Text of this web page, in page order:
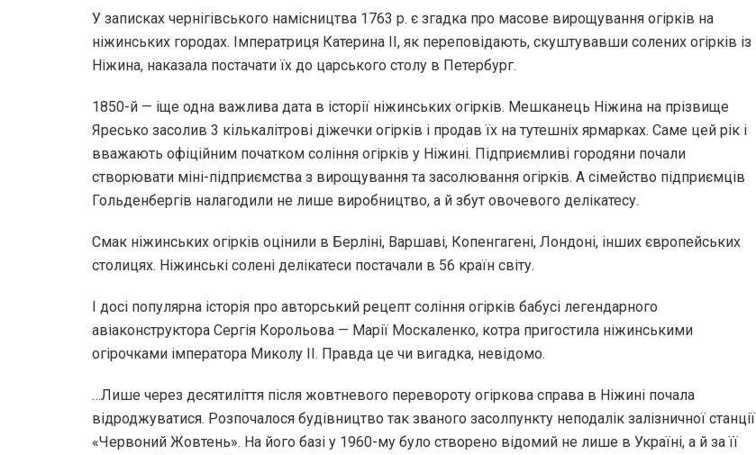
У записках чернігівського намісництва 1763 р. є згадка про масове вирощування огірків на
ніжинських городах. Імператриця Катерина II, як переповідають, скуштувавши солених огірків із
Ніжина, наказала постачати їх до царського столу в Петербург.
1850-й — іще одна важлива дата в історії ніжинських огірків. Мешканець Ніжина на прізвище
Яресько засолив 3 кількалітрові діжечки огірків і продав їх на тутешніх ярмарках. Саме цей рік і
вважають офіційним початком соління огірків у Ніжині. Підприємливі городяни почали
створювати міні-підприємства з вирощування та засолювання огірків. А сімейство підприємців
Гольденбергів налагодили не лише виробництво, а й збут овочевого делікатесу.
Смак ніжинських огірків оцінили в Берліні, Варшаві, Копенгагені, Лондоні, інших європейських
столицях. Ніжинські солені делікатеси постачали в 56 країн світу.
І досі популярна історія про авторський рецепт соління огірків бабусі легендарного
авіаконструктора Сергія Корольова — Марії Москаленко, котра пригостила ніжинськими
огірочками імператора Миколу II. Правда це чи вигадка, невідомо.
…Лише через десятиліття після жовтневого перевороту огіркова справа в Ніжині почала
відроджуватися. Розпочалося будівництво так званого засолпункту неподалік залізничної станції
«Червоний Жовтень». На його базі у 1960-му було створено відомий не лише в Україні, а й за її